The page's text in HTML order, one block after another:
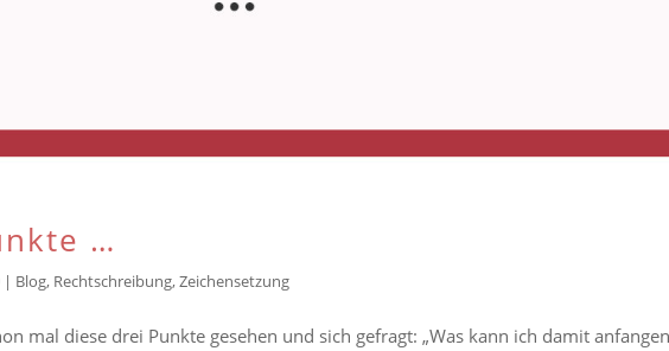
…
| Blog, Rechtschreibung,Zeichensetzung
mal diese drei Punkte gesehen und sich gefragt: „Was kann ich damit